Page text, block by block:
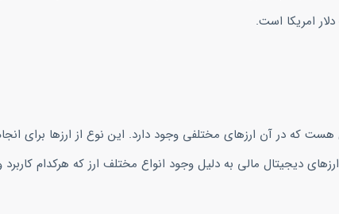
امریکا است.
که در آن ارزهای مختلفی وجود دارد. این نوع از ارزها برای
دیجیتال مالی به دلیل وجود انواع مختلف ارز که هرکدام